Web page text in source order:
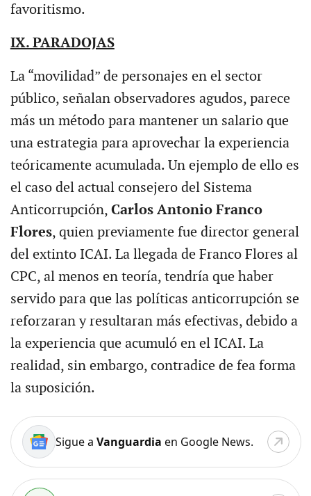
favoritismo.
IX. PARADOJAS
La “movilidad” de personajes en el sector
público, señalan observadores agudos, parece
más un método para mantener un salario que
una estrategia para aprovechar la experiencia
teóricamente acumulada. Un ejemplo de ello es
el caso del actual consejero del Sistema
Anticorrupción, Carlos Antonio Franco
Flores, quien previamente fue director general
del extinto ICAI. La llegada de Franco Flores al
CPC, al menos en teoría, tendría que haber
servido para que las políticas anticorrupción se
reforzaran y resultaran más efectivas, debido a
la experiencia que acumuló en el ICAI. La
realidad, sin embargo, contradice de fea forma
la suposición.
Sigue a Vanguardia en Google News.